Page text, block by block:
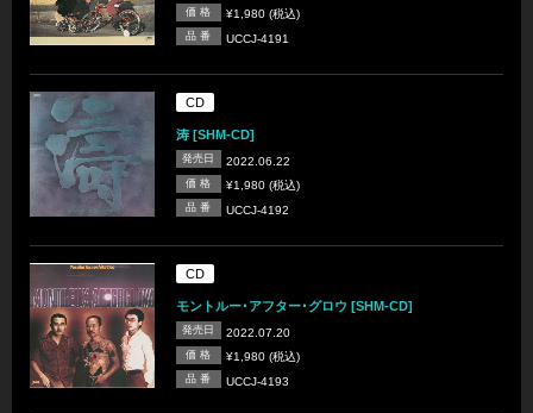
価 格 ¥1,980 (税込)
品 番 UCCJ-4191
CD
涛 [SHM-CD]
発売日 2022.06.22
価 格 ¥1,980 (税込)
品 番 UCCJ-4192
CD
モントルー･アフター･グロウ [SHM-CD]
発売日 2022.07.20
価 格 ¥1,980 (税込)
品 番 UCCJ-4193